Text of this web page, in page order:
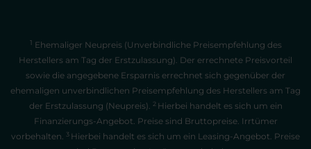
1 Ehemaliger Neupreis (Unverbindliche Preisempfehlung des
Herstellers am Tag der Erstzulassung). Der errechnete Preisvorteil
sowie die angegebene Ersparnis errechnet sich gegenüber der
ehemaligen unverbindlichen Preisempfehlung des Herstellers am Tag
der Erstzulassung (Neupreis). 2 Hierbei handelt es sich um ein
Finanzierungs-Angebot. Preise sind Bruttopreise. Irrtümer
vorbehalten. 3 Hierbei handelt es sich um ein Leasing-Angebot. Preise